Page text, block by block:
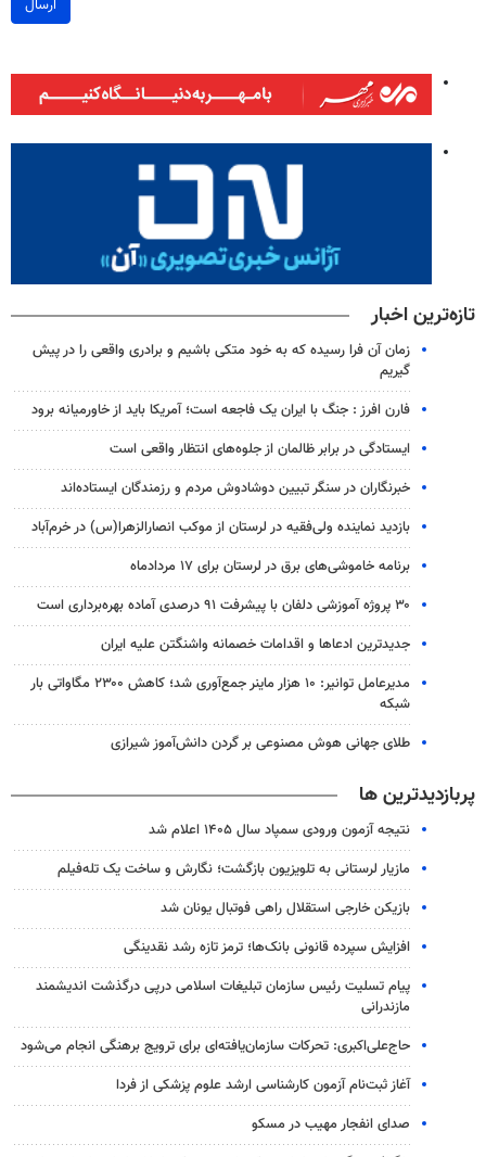
ارسال
تازه‌ترین اخبار
زمان آن فرا رسیده که به خود متکی باشیم و برادری واقعی را در پیش
گیریم
فارن افرز : جنگ با ایران یک فاجعه است؛ آمریکا باید از خاورمیانه برود
ایستادگی در برابر ظالمان از جلوه‌های انتظار واقعی است
خبرنگاران در سنگر تبیین دوشادوش مردم و رزمندگان ایستاده‌اند
بازدید نماینده ولی‌فقیه در لرستان از موکب انصارالزهرا(س) در خرم‌آباد
برنامه خاموشی‌های برق در لرستان برای ۱۷ مردادماه
۳۰ پروژه آموزشی دلفان با پیشرفت ۹۱ درصدی آماده بهره‌برداری است
جدیدترین ادعاها و اقدامات خصمانه واشنگتن علیه ایران
مدیرعامل توانیر: ۱۰ هزار ماینر جمع‌آوری شد؛ کاهش ۲۳۰۰ مگاواتی بار
شبکه
طلای جهانی هوش مصنوعی بر گردن دانش‌آموز شیرازی
پربازدیدترین ها
نتیجه آزمون ورودی سمپاد سال ۱۴۰۵ اعلام شد
مازیار لرستانی به تلویزیون بازگشت؛ نگارش و ساخت یک تله‌فیلم
بازیکن خارجی استقلال راهی فوتبال یونان شد
افزایش سپرده قانونی بانک‌ها؛ ترمز تازه رشد نقدینگی
پیام تسلیت رئیس سازمان تبلیغات اسلامی درپی درگذشت اندیشمند
مازندرانی
حاج‌علی‌اکبری: تحرکات سازمان‌یافته‌ای برای ترویج برهنگی انجام می‌شود
آغاز ثبت‌نام‌ آزمون کارشناسی ارشد علوم پزشکی از فردا
صدای انفجار مهیب در مسکو